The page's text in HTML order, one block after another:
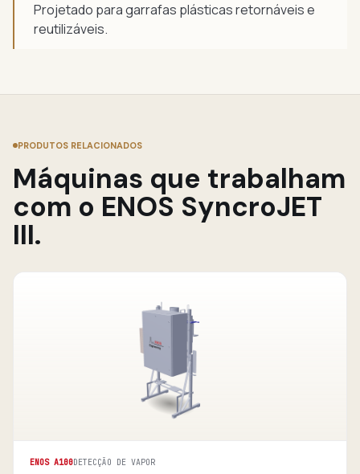
Projetado para garrafas plásticas retornáveis e
reutilizáveis.
PRODUTOS RELACIONADOS
Máquinas que trabalham
com o ENOS SyncroJET
III.
ENOS A100DETECÇÃO DE VAPOR